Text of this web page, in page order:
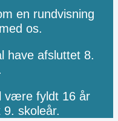
en rundvisning
os.
have afsluttet 8.
være fyldt 16 år
skoleår.